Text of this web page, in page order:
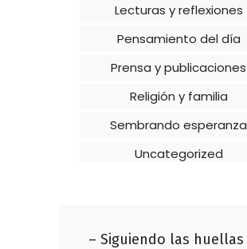
Lecturas y reflexiones
Pensamiento del día
Prensa y publicaciones
Religión y familia
Sembrando esperanza
Uncategorized
– Siguiendo las